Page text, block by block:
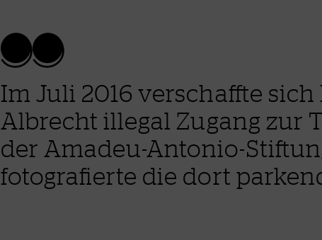
Im Juli 2016 verschaffte sich
Albrecht illegal Zugang zur
der Amadeu-Antonio-
fotografierte die dort